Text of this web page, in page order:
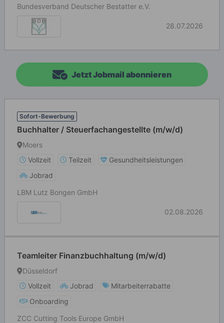
Bundesverband Deutscher Bestatter e.V.
28.07.2026
Jetzt Jobmail abonnieren
Sofort-Bewerbung
Buchhalter / Steuerfachangestellte (m/w/d)
Moers
Vollzeit
Teilzeit
Gesundheitsleistungen
Jobrad
LBM Lutz Bongen GmbH
02.08.2026
Teamleiter Finanzbuchhaltung (m/w/d)
Düsseldorf
Vollzeit
Jobrad
Mitarbeiterrabatte
Onboarding
ZCC Cutting Tools Europe GmbH